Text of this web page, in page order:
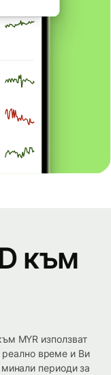
към
MYR използват
реално време и Ви
периоди за